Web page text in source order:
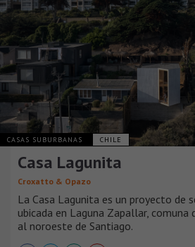
CASAS SUBURBANAS CHILE
Casa Lagunita
Croxatto & Opazo
La Casa Lagunita es un proyecto de
ubicada en Laguna Zapallar,
al noroeste de Santiago.